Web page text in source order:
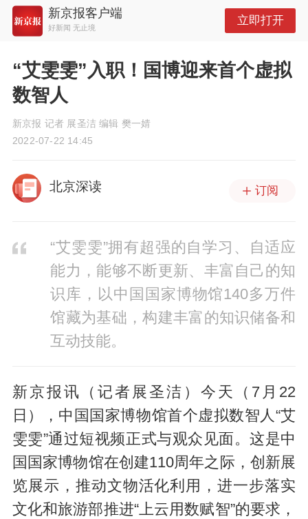
新京报客户端
好新闻 无止境
立即打开
“艾雯雯”入职！国博迎来首个虚拟
数智人
新京报 记者 展圣洁 编辑 樊一婧
2022-07-22 14:45
北京深读 订阅
“艾雯雯”拥有超强的自学习、自适应
能力，能够不断更新、丰富自己的知
识库，以中国国家博物馆140多万件
馆藏为基础，构建丰富的知识储备和
互动技能。
新京报讯（记者展圣洁）今天（7月22
日），中国国家博物馆首个虚拟数智人“艾
雯雯”通过短视频正式与观众见面。这是中
国国家博物馆在创建110周年之际，创新展
览展示，推动文物活化利用，进一步落实
文化和旅游部推进“上云用数赋智”的要求，